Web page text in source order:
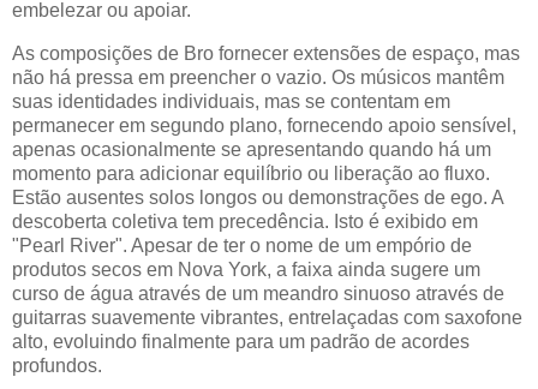
embelezar ou apoiar.
As composições de Bro fornecer extensões de espaço, mas
não há pressa em preencher o vazio. Os músicos mantêm
suas identidades individuais, mas se contentam em
permanecer em segundo plano, fornecendo apoio sensível,
apenas ocasionalmente se apresentando quando há um
momento para adicionar equilíbrio ou liberação ao fluxo.
Estão ausentes solos longos ou demonstrações de ego. A
descoberta coletiva tem precedência. Isto é exibido em
"Pearl River". Apesar de ter o nome de um empório de
produtos secos em Nova York, a faixa ainda sugere um
curso de água através de um meandro sinuoso através de
guitarras suavemente vibrantes, entrelaçadas com saxofone
alto, evoluindo finalmente para um padrão de acordes
profundos.